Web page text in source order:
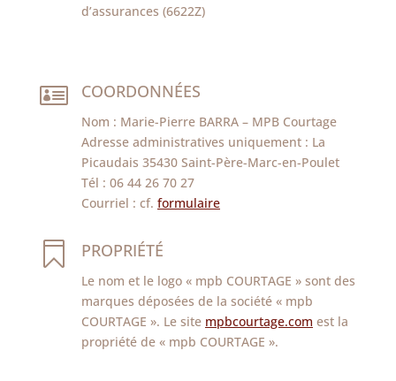
d’assurances (6622Z)
 COORDONNÉES
Nom : Marie-Pierre BARRA – MPB Courtage
Adresse administratives uniquement : La
Picaudais 35430 Saint-Père-Marc-en-Poulet
Tél : 06 44 26 70 27
Courriel : cf. formulaire
 PROPRIÉTÉ
Le nom et le logo « mpb COURTAGE » sont des
marques déposées de la société « mpb
COURTAGE ». Le site mpbcourtage.com est la
propriété de « mpb COURTAGE ».